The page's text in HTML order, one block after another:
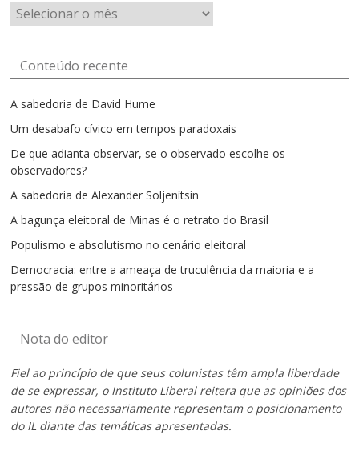
Artigos
por
Conteúdo recente
A sabedoria de David Hume
Um desabafo cívico em tempos paradoxais
De que adianta observar, se o observado escolhe os
observadores?
A sabedoria de Alexander Soljenítsin
A bagunça eleitoral de Minas é o retrato do Brasil
Populismo e absolutismo no cenário eleitoral
Democracia: entre a ameaça de truculência da maioria e a
pressão de grupos minoritários
Nota do editor
Fiel ao princípio de que seus colunistas têm ampla liberdade
de se expressar, o Instituto Liberal reitera que as opiniões dos
autores não necessariamente representam o posicionamento
do IL diante das temáticas apresentadas.